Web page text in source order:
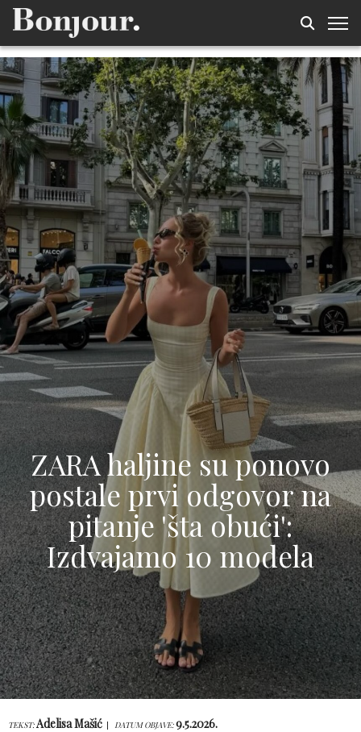
ZARA haljine su ponovo
postale prvi odgovor na
pitanje 'šta obući':
Izdvajamo 10 modela
TEKST:Adelisa Mašić DATUM OBJAVE:9.5.2026.